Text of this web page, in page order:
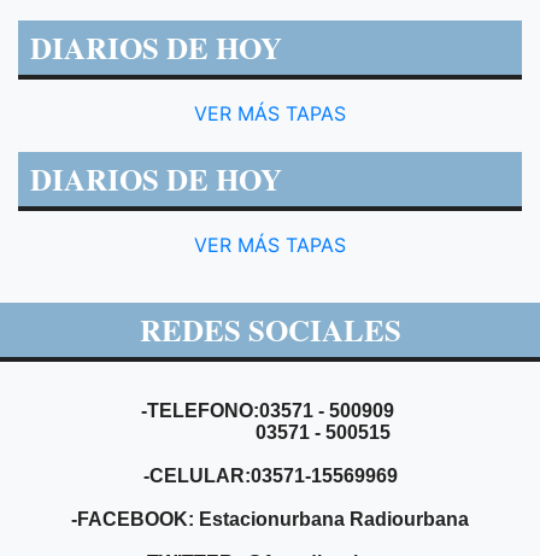
DIARIOS DE HOY
VER MÁS TAPAS
DIARIOS DE HOY
VER MÁS TAPAS
REDES SOCIALES
-TELEFONO:03571 - 500909
03571 - 500515
-CELULAR:03571-15569969
-FACEBOOK: Estacionurbana Radiourbana